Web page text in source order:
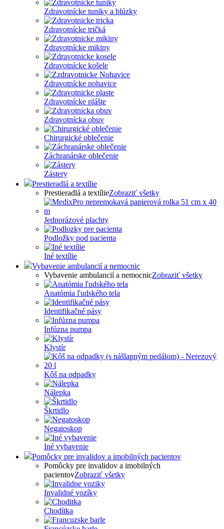
Zdravotnícke tuniky a blúzky
Zdravotnícke tričká
Zdravotnícke mikiny
Zdravotnícke košele
Zdravotnícke nohavice
Zdravotnícke plášte
Zdravotnícka obuv
Chirurgické oblečenie
Záchranárske oblečenie
Zástery
Prestieradlá a textílie
Prestieradlá a textílieZobraziť všetky
Jednorázové plachty
Podložky pod pacienta
Iné textílie
Vybavenie ambulancií a nemocnic
Vybavenie ambulancií a nemocnicZobraziť všetky
Anatómia ľudského tela
Identifikačné pásy
Infúzna pumpa
Klystír
Kôš na odpadky
Nálepka
Škrtidlo
Negatoskop
Iné vybavenie
Pomôcky pre invalidov a imobilných pacientov
Pomôcky pre invalidov a imobilných
pacientovZobraziť všetky
Invalidné vozíky
Chodítka